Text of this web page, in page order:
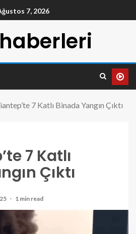
7, 2026
7 Katlı Binada Yangın Çıktı
7 Katlı
Çıktı
1 min read